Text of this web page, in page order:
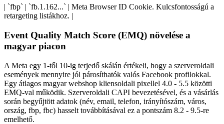
| `fbp` | `fb.1.162...` | Meta Browser ID Cookie. Kulcsfontosságú a
retargeting listákhoz. |
Event Quality Match Score (EMQ) növelése a
magyar piacon
A Meta egy 1-től 10-ig terjedő skálán értékeli, hogy a szerveroldali
események mennyire jól párosíthatók valós Facebook profilokkal.
Egy átlagos magyar webshop kliensoldali pixellel 4.0 - 5.5 közötti
EMQ-val működik. Szerveroldali CAPI bevezetésével, és a vásárlás
során begyűjtött adatok (név, email, telefon, irányítószám, város,
ország, fbp, fbc) hasselt továbbításával ez a pontszám 8.2 - 9.5-re
emelhető.